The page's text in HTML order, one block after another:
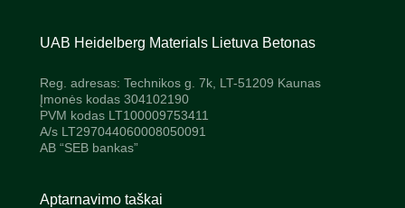
UAB Heidelberg Materials Lietuva Betonas
Reg. adresas: Technikos g. 7k, LT-51209 Kaunas
Įmonės kodas 304102190
PVM kodas LT100009753411
A/s LT297044060008050091
AB “SEB bankas”
Aptarnavimo taškai